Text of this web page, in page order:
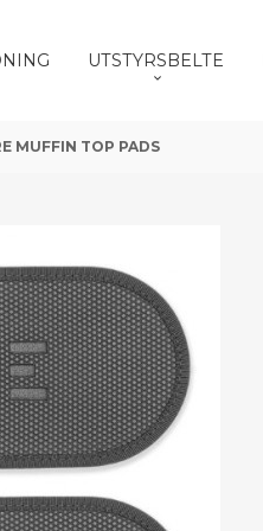
UTSTYRSBELTE
MUFFIN TOP PADS